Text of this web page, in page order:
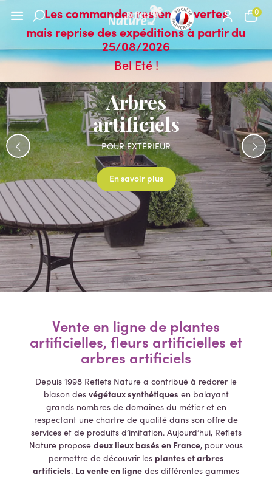
Les commandes restent ouvertes
mais reprise des expéditions à partir du
25/08/2026
Bel Eté !
0
Plantes
artificielles
POUR VOTRE INTÉRIEUR
Vente en ligne de plantes
artificielles, fleurs artificielles et
arbres artificiels
Depuis 1998 Reflets Nature a contribué à redorer le
blason des végétaux synthétiques en balayant
grands nombres de domaines du métier et en
respectant une chartre de qualité dans son offre de
services et de produits d’imitation. Aujourd’hui, Reflets
Nature propose deux lieux basés en France, pour vous
permettre de découvrir les plantes et arbres
artificiels. La vente en ligne des différentes gammes